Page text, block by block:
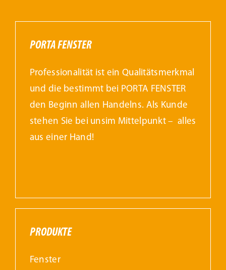
PORTA FENSTER
Professionalität ist ein Qualitätsmerkmal
und die bestimmt bei PORTA FENSTER
den Beginn allen Handelns. Als Kunde
stehen Sie bei unsim Mittelpunkt – alles
aus einer Hand!
PRODUKTE
Fenster